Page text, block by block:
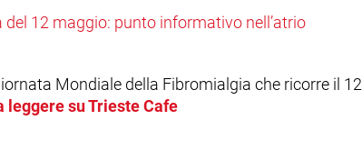
Mondiale della Fibromialgia che ricorre il 12
leggere su Trieste Cafe